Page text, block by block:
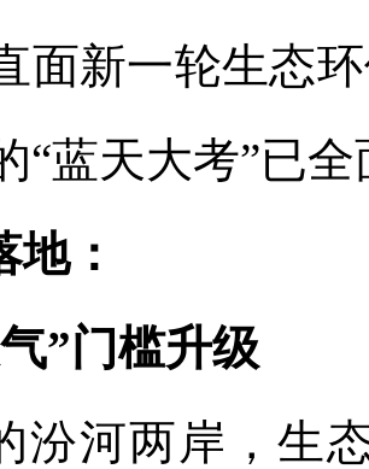
面新一轮生态
“蓝天大考”已
地：
”门槛升级
汾河两岸，生